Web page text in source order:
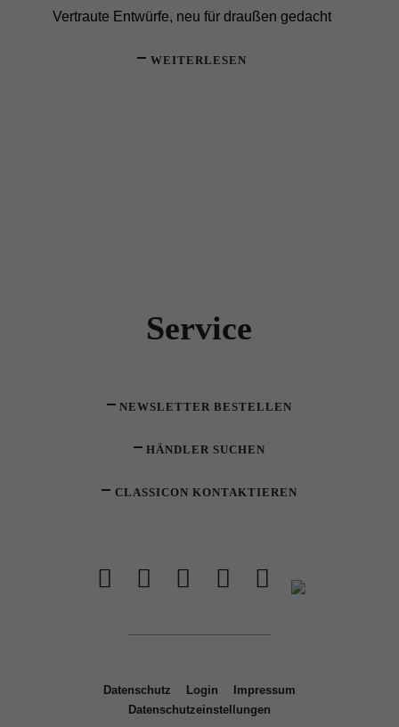
Vertraute Entwürfe, neu für draußen gedacht
WEITERLESEN
Service
NEWSLETTER BESTELLEN
HÄNDLER SUCHEN
CLASSICON KONTAKTIEREN
Datenschutz Login
Impressum
Datenschutzeinstellungen